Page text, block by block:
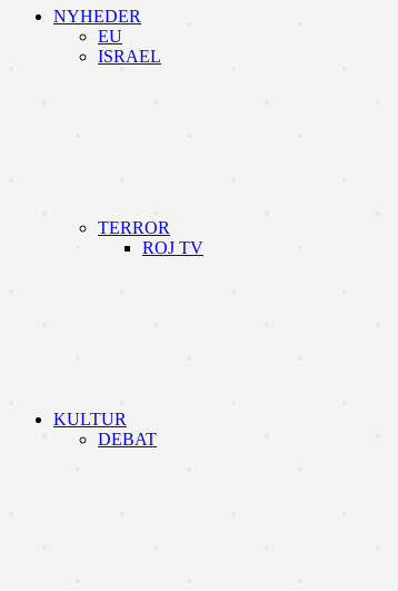
NYHEDER
EU
ISRAEL
TERROR
ROJ TV
KULTUR
DEBAT